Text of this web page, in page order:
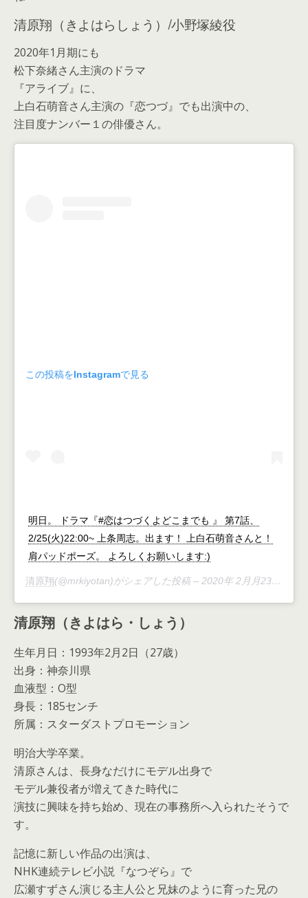
清原翔（きよはらしょう）/小野塚綾役
2020年1月期にも
松下奈緒さん主演のドラマ
『アライブ』に、
上白石萌音さん主演の『恋つづ』でも出演中の、
注目度ナンバー１の俳優さん。
この投稿をInstagramで見る
明日。 ドラマ『#恋はつづくよどこまでも 』 第7話、
2/25(火)22:00~ 上条周志。出ます！ 上白石萌音さんと！
肩パッドポーズ。 よろしくお願いします:)
清原翔(@mrkiyotan)がシェアした投稿 – 2020年 2月月23日午後6時45分PST
清原翔（きよはら・しょう）
生年月日：1993年2月2日（27歳）
出身：神奈川県
血液型：O型
身長：185センチ
所属：スターダストプロモーション
明治大学卒業。
清原さんは、長身なだけにモデル出身で
モデル兼役者が増えてきた時代に
演技に興味を持ち始め、現在の事務所へ入られたそうで
す。
記憶に新しい作品の出演は、
NHK連続テレビ小説『なつぞら』で
広瀬すずさん演じる主人公と兄妹のように育った兄の